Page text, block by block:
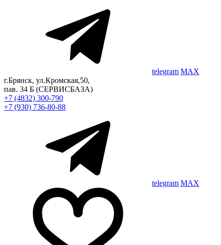
telegram MAX
г.Брянск, ул.Кромская,50,
пав. 34 Б (СЕРВИСБАЗА)
+7 (4832) 300-790
+7 (930) 736-80-88
telegram MAX